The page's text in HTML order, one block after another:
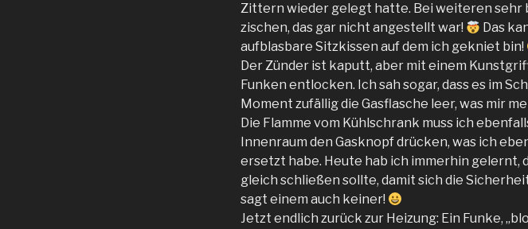
Zittern wieder gelegt hatte. Bei weiteren sehr
zischen, das gar nicht angestellt war!
Das
aufblasbare Sitzkissen auf dem ich gekniet bin!
Der Zünder ist kaputt, aber mit einem
Funken entlocken. Ich sah sogar, dass es im
Moment zufällig die Gasflasche leer, was mir
Die Flamme vom Kühlschrank muss ich
Innenraum den Gasknopf drücken, was ich
ersetzt habe. Heute hab ich immerhin gelernt,
gleich schließen sollte, damit sich die
sagt einem auch keiner!
Jetzt endlich zurück zur Heizung: Ein Funke,